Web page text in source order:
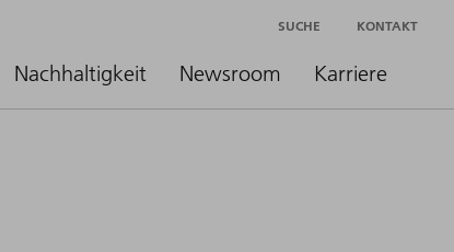
Nachhaltigkeit Newsroom Karriere
SUCHE KONTAKT